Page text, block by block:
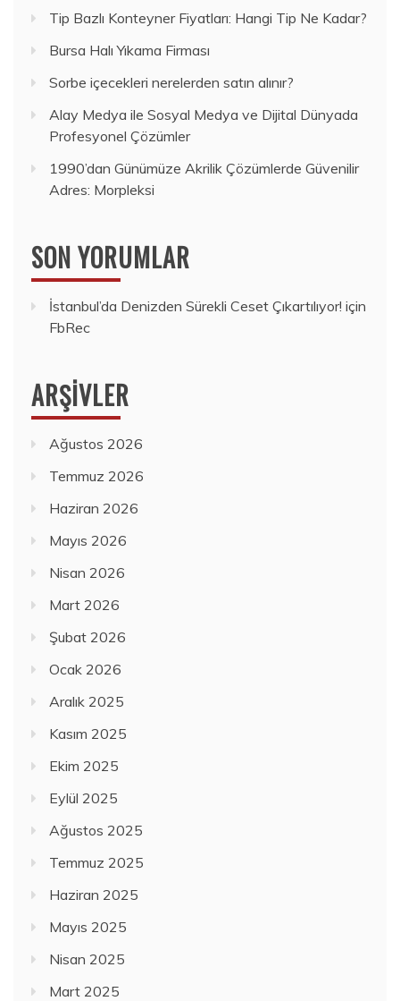
Tip Bazlı Konteyner Fiyatları: Hangi Tip Ne Kadar?
Bursa Halı Yıkama Firması
Sorbe içecekleri nerelerden satın alınır?
Alay Medya ile Sosyal Medya ve Dijital Dünyada
Profesyonel Çözümler
1990’dan Günümüze Akrilik Çözümlerde Güvenilir
Adres: Morpleksi
SON YORUMLAR
İstanbul’da Denizden Sürekli Ceset Çıkartılıyor! için
FbRec
ARŞIVLER
Ağustos 2026
Temmuz 2026
Haziran 2026
Mayıs 2026
Nisan 2026
Mart 2026
Şubat 2026
Ocak 2026
Aralık 2025
Kasım 2025
Ekim 2025
Eylül 2025
Ağustos 2025
Temmuz 2025
Haziran 2025
Mayıs 2025
Nisan 2025
Mart 2025